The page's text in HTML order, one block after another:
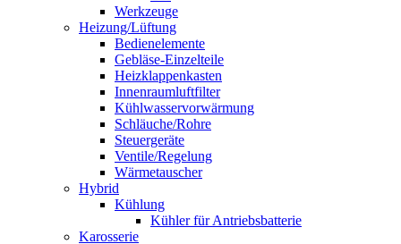
Werkzeuge
Heizung/Lüftung
Bedienelemente
Gebläse-Einzelteile
Heizklappenkasten
Innenraumluftfilter
Kühlwasservorwärmung
Schläuche/Rohre
Steuergeräte
Ventile/Regelung
Wärmetauscher
Hybrid
Kühlung
Kühler für Antriebsbatterie
Karosserie